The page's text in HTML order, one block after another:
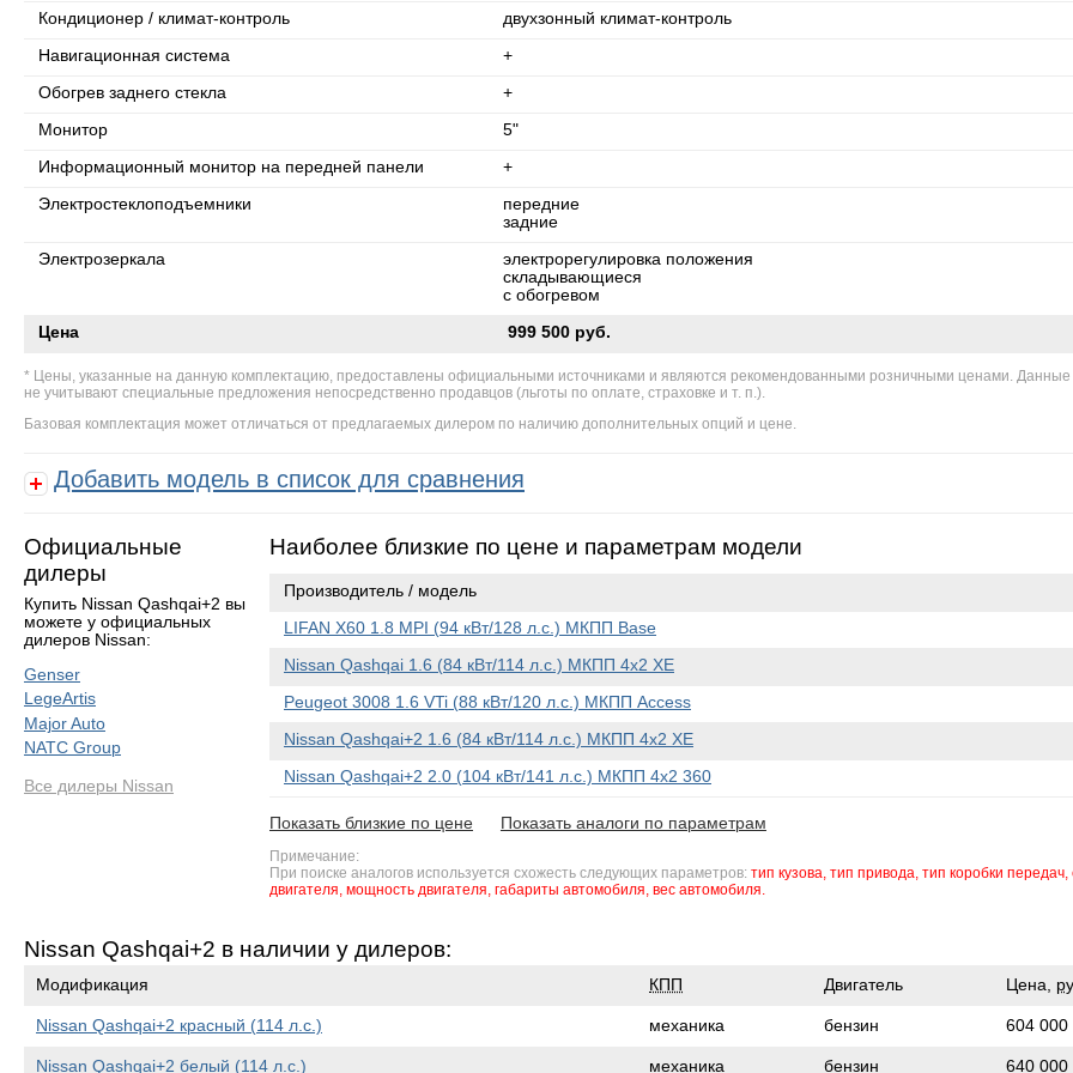
Кондиционер / климат-контроль двухзонный климат-контроль
Навигационная система +
Обогрев заднего стекла +
Монитор 5"
Информационный монитор на передней панели +
Электростеклоподъемники
передние
задние
Электрозеркала
электрорегулировка положения
складывающиеся
с обогревом
Цена 999 500 руб.
Цены, указанные на данную комплектацию, предоставлены официальными источниками и являются рекомендованными розничными ценами.
не учитывают специальные предложения непосредственно продавцов (льготы по оплате, страховке и т. п.).
Базовая комплектация может отличаться от предлагаемых дилером по наличию дополнительных опций и цене.
Добавить модель в список для сравнения
Официальные
дилеры
Купить Nissan Qashqai+2 вы
можете у официальных
дилеров Nissan:
Genser
LegeArtis
Major Auto
NATC Group
Все дилеры Nissan
Наиболее близкие по цене и параметрам модели
Производитель / модель
LIFAN X60 1.8 MPI (94 кВт/128 л.с.) МКПП Base
Nissan Qashqai 1.6 (84 кВт/114 л.с.) МКПП 4x2 XE
Peugeot 3008 1.6 VTi (88 кВт/120 л.с.) МКПП Access
Nissan Qashqai+2 1.6 (84 кВт/114 л.с.) МКПП 4x2 XE
Nissan Qashqai+2 2.0 (104 кВт/141 л.с.) МКПП 4x2 360
Показать близкие по цене Показать аналоги по параметрам
Примечание:
При поиске аналогов используется схожесть следующих параметров: тип кузова, тип привода, тип коробки передач,
двигателя, мощность двигателя, габариты автомобиля, вес автомобиля.
Nissan Qashqai+2 в наличии у дилеров:
Модификация КПП Двигатель Цена,
Nissan Qashqai+2 красный (114 л.с.) механика бензин 604 000
Nissan Qashqai+2 белый (114 л.с.) механика бензин 640 000